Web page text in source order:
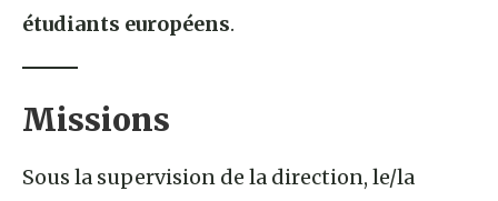
étudiants européens.
Missions
Sous la supervision de la direction, le/la